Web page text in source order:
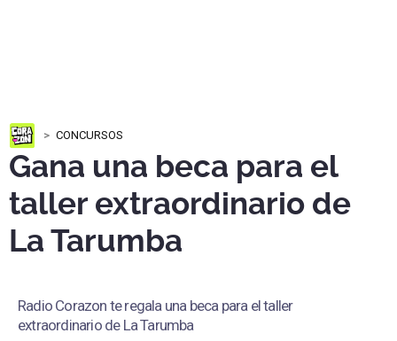
CONCURSOS
Gana una beca para el
taller extraordinario de
La Tarumba
Radio Corazon te regala una beca para el taller
extraordinario de La Tarumba